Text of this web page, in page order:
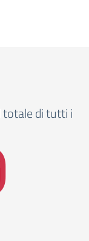
di tutti i